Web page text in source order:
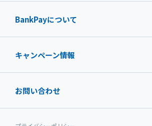
BankPayについて
キャンペーン情報
お問い合わせ